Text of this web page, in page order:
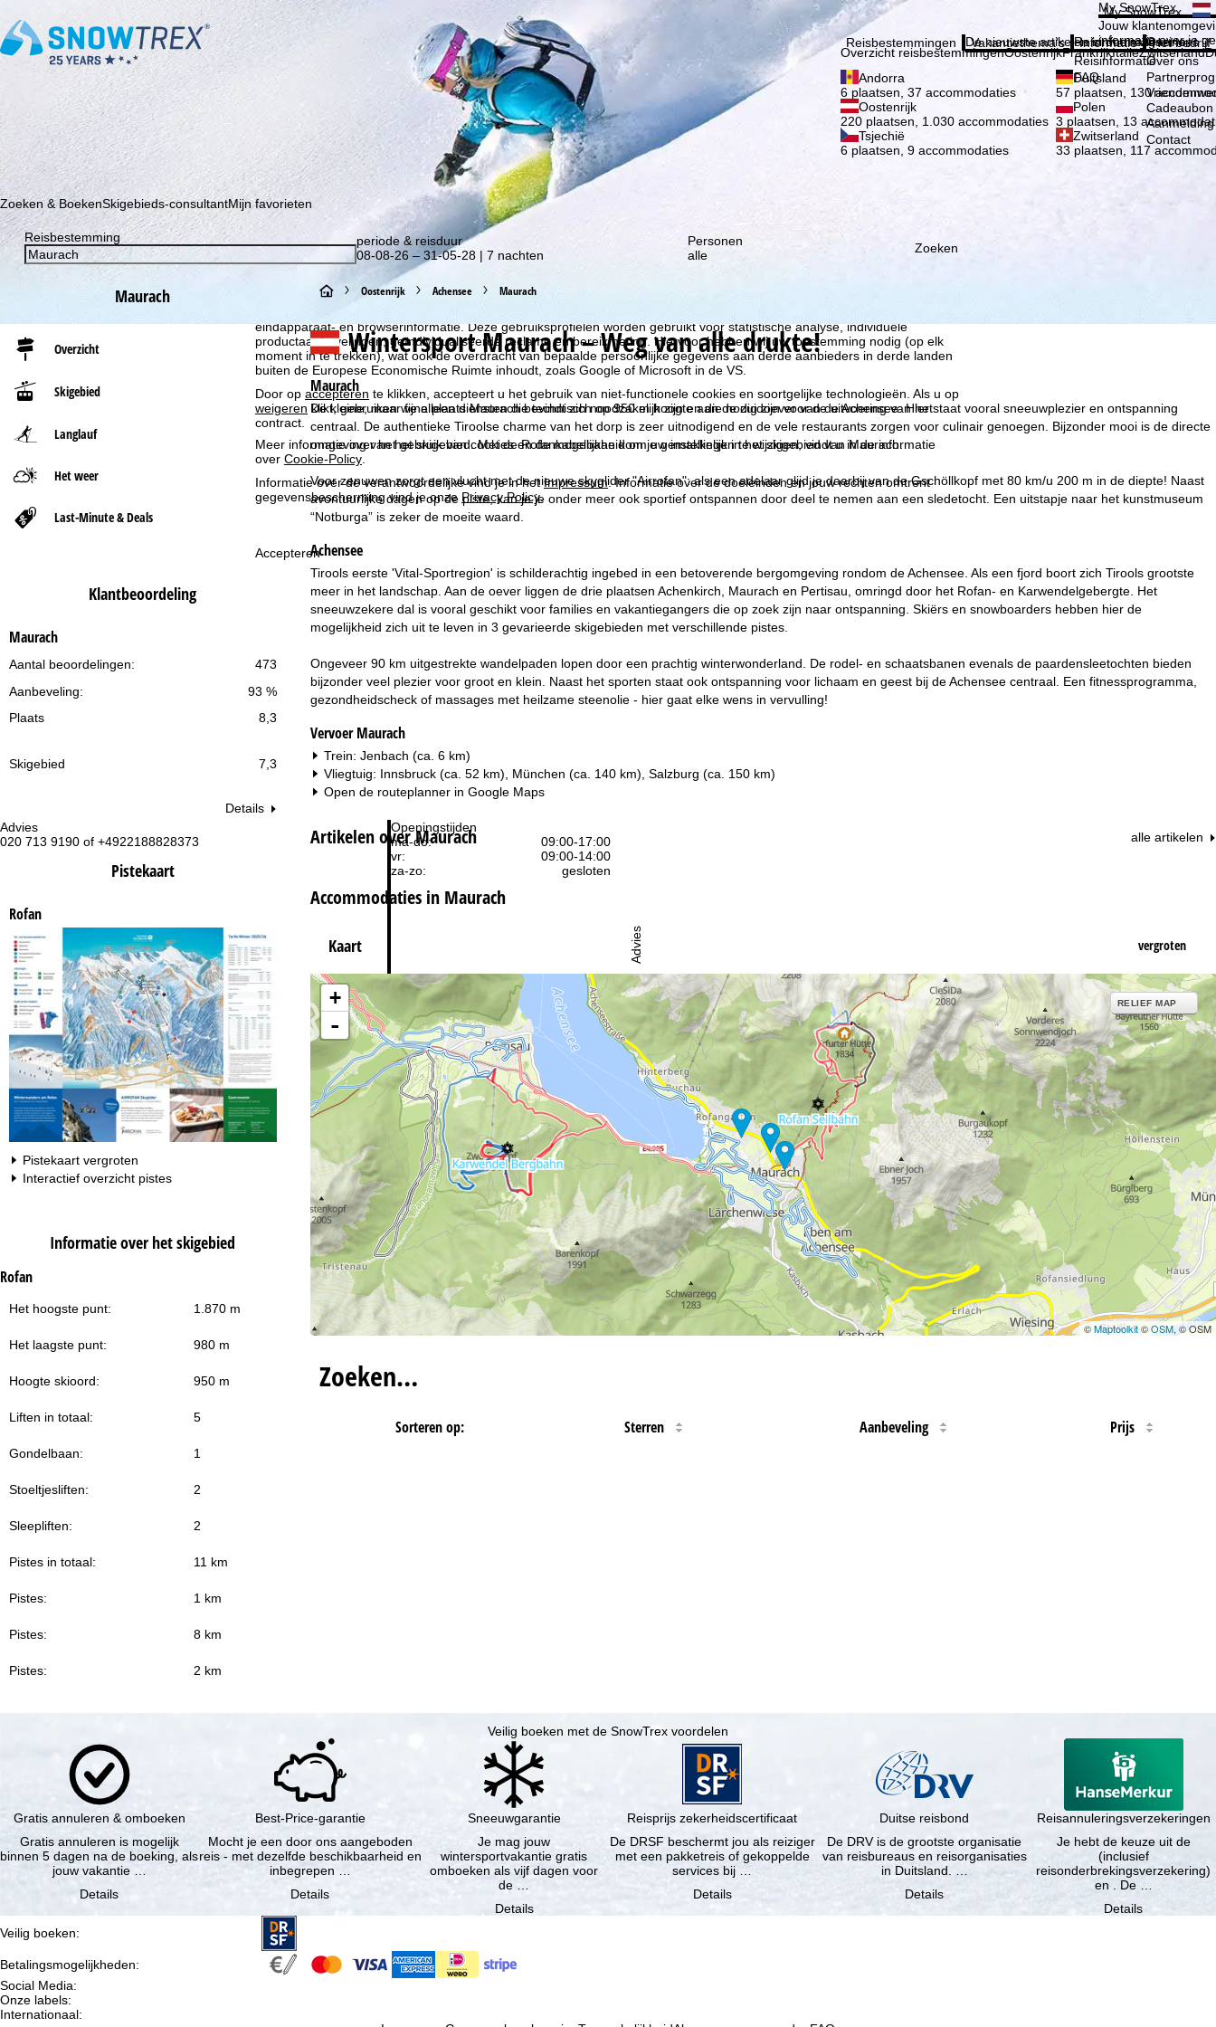
Om onze website te optimaliseren, gebruiken we cookies om gebruiksinformatie te verzamelen, die wij, TravelTrex GmbH,
eindapparaat- en browserinformatie. Deze gebruiksprofielen worden gebruikt voor statistische analyse, individuele
productaanbevelingen, geïndividualiseerde reclame en bereikmeting. Hiervoor hebben wij uw toestemming nodig (op elk
moment in te trekken), wat ook de overdracht van bepaalde persoonlijke gegevens aan derde aanbieders in derde landen
buiten de Europese Economische Ruimte inhoudt, zoals Google of Microsoft in de VS.
Door op accepteren te klikken, accepteert u het gebruik van niet-functionele cookies en soortgelijke technologieën. Als u op
weigeren klikt, gebruiken we alleen diensten die technisch noodzakelijk zijn en die nodig zijn voor de uitvoering van het
contract.
Meer informatie over het gebruik van cookies en de mogelijkheid om uw instellingen te wijzigen, vindt u in de informatie
over Cookie-Policy
Informatie over de verantwoordelijke vind je in hetImpressum. Informatie over de doeleinden en jouw rechten omtrent
gegevensbescherming vind je onze Privacy Policy.
Accepteren
Advies
020 713 9190 of +4922188828373
Openingstijden
ma-do:
09:00-17:00
vr:
09:00-14:00
za-zo:
gesloten
Naar contactpagina
Advies
Schrijf je in voor onze nieuwsbrief en wees als eerste op de hoogte van onze kortingsacties!
My SnowTrex
My SnowTrex
Jouw
informatie over je
Reisbestemmingen
Overzicht reisbestemmingenOostenrijkFrankrijkItaliëZwitserland
Andorra
6 plaatsen, 37 accommodaties
Duitsland
57 plaatsen, 130
Oostenrijk
220 plaatsen, 1.030 accommodaties
Polen
3 plaatsen, 13
Tsjechië
6 plaatsen, 9 accommodaties
Zwitserland
33 plaatsen, 117
Vakantiethema's
De nieuwste artikelen in ons magazine
Informatie
Reisinformatie
Reisinformatie
FAQ
Het bedrijf
Over ons
Over ons
Cadeaubon
Contact
Zoeken & BoekenSkigebieds-consultantMijn favorieten
Reisbestemming
periode & reisduur
08-08-26 – 31-05-28 | 7 nachten
Personen
alle
Zoeken
Maurach
Overzicht
Skigebied
Langlauf
Het weer
Last-Minute & Deals
Klantbeoordeling
Maurach
473
Aantal beoordelingen:
93 %
Aanbeveling:
Plaats
8,3
Skigebied 7,3
Details
Pistekaart
Rofan
Pistekaart vergroten
Interactief overzicht pistes
Informatie over het skigebied
Rofan
Het hoogste punt: 1.870 m
Het laagste punt: 980 m
Hoogte skioord: 950 m
Liften in totaal: 5
Gondelbaan: 1
Stoeltjesliften: 2
Sleepliften: 2
Pistes in totaal: 11 km
Pistes: 1 km
Pistes: 8 km
Pistes: 2 km
S
t
a
r
t
a
g
i
n
a
Oostenrijk Achensee Maurach
WintersportMaurach – Weg van alle drukte!
Maurach
De kleine, maar fijne plaats Maurach bevindt zich op 950 m hoogte aan de zuidoever van de Achensee. Hier staat vooral sneeuwplezier en ontspanning
centraal. De authentieke Tiroolse charme van het dorp is zeer uitnodigend en de vele restaurants zorgen voor culinair genoegen. Bijzonder mooi is de directe
omgeving van het skigebied. Met de Rofankabelbaan kom je gemakkelijk in het skigebied van Maurach.
Voor zenuwen zorgt een vlucht met de nieuwe skyglider "Airrofan": als een adelaar glijd je daarbij van de Gschöllkopf met 80 km/u 200 m in de diepte! Naast
avontuurlijke dagen op de piste, kan je je onder meer ook sportief ontspannen door deel te nemen aan een sledetocht. Een uitstapje naar het kunstmuseum
“Notburga” is zeker de moeite waard.
Achensee
Tirools eerste 'Vital-Sportregion' is schilderachtig ingebed in een betoverende bergomgeving rondom de Achensee. Als een fjord boort zich Tirools grootste
meer in het landschap. Aan de oever liggen de drie plaatsen Achenkirch, Maurach en Pertisau, omringd door het Rofan- en Karwendelgebergte. Het
sneeuwzekere dal is vooral geschikt voor families en vakantiegangers die op zoek zijn naar ontspanning. Skiërs en snowboarders hebben hier de
mogelijkheid zich uit te leven in 3 gevarieerde skigebieden met verschillende pistes.
Ongeveer 90 km uitgestrekte wandelpaden lopen door een prachtig winterwonderland. De rodel- en schaatsbanen evenals de paardensleetochten bieden
bijzonder veel plezier voor groot en klein. Naast het sporten staat ook ontspanning voor lichaam en geest bij de Achensee centraal. Een fitnessprogramma,
gezondheidscheck of massages met heilzame steenolie - hier gaat elke wens in vervulling!
Vervoer Maurach
Trein: Jenbach (ca. 6 km)
Vliegtuig: Innsbruck (ca. 52 km), München (ca. 140 km), Salzburg (ca. 150 km)
Open de routeplanner in Google Maps
Artikelen over Maurach alle artikelen
Accommodaties in Maurach
Kaart vergroten
+
-
RELIEF MAP
©Maptoolkit©OSM, © OSM
Zoeken…
Sorteren op: Sterren Aanbeveling Prijs
Veilig boeken met de SnowTrex voordelen
Gratis annuleren & omboeken
Gratis annuleren is mogelijk
binnen 5 dagen na de boeking, als
jouw vakantie …
Details
Best-Price-garantie
Mocht je een door ons aangeboden
reis - met dezelfde beschikbaarheid en
inbegrepen …
Details
Sneeuwgarantie
Je mag jouw
wintersportvakantie gratis
omboeken als vijf dagen voor
de …
Details
Reisprijs zekerheidscertificaat
De DRSF beschermt jou als reiziger
met een pakketreis of gekoppelde
services bij …
Details
Duitse reisbond
De DRV is de grootste organisatie
van reisbureaus en reisorganisaties
in Duitsland. …
Details
Reisannuleringsverzekeringen
Je hebt de keuze uit de
(inclusief
reisonderbrekingsverzekering)
en . De …
Details
Veilig boeken:
Betalingsmogelijkheden:
Social Media:
Onze labels:
Internationaal: